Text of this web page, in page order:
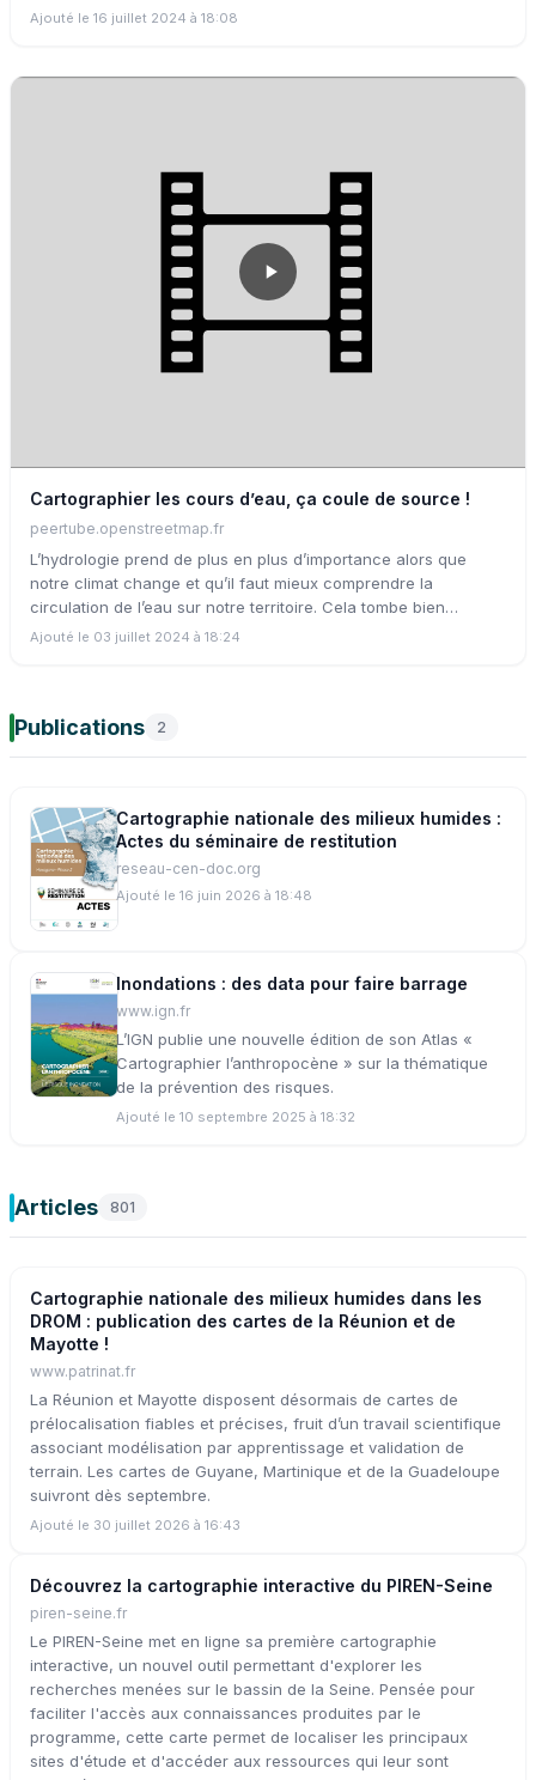
et favoriser l'infiltration et l'évaporation. L'évaluation de
appel à candidatures « Fabriques de la connaissance 2024 »,
méthodologie de micro-cartographie de l'eau. Cette initiative
utilise les outils OpenStreetMap pour soutenir les mesures
adaptées au changement climatique.
Ajouté le 16 juillet 2024 à 18:08
Cartographier les cours d’eau, ça coule de source !
peertube.openstreetmap.fr
L’hydrologie prend de plus en plus d’importance alors que
notre climat change et qu’il faut mieux comprendre la
circulation de l’eau sur notre territoire. Cela tombe bien
OpenStreetMap permet de consolider cette connaissance,
waterway=* !
Ajouté le 03 juillet 2024 à 18:24
Publications 2
Cartographie nationale des milieux humides :
Actes du séminaire de restitution
reseau-cen-doc.org
Ajouté le 16 juin 2026 à 18:48
Inondations : des data pour faire barrage
www.ign.fr
L’IGN publie une nouvelle édition de son Atlas «
Cartographier l’anthropocène » sur la thématique
de la prévention des risques.
Ajouté le 10 septembre 2025 à 18:32
Articles 801
Cartographie nationale des milieux humides dans les
DROM : publication des cartes de la Réunion et de
Mayotte !
www.patrinat.fr
La Réunion et Mayotte disposent désormais de cartes de
prélocalisation fiables et précises, fruit d’un travail scientifique
associant modélisation par apprentissage et validation de
terrain. Les cartes de Guyane, Martinique et de la Guadeloupe
suivront dès septembre.
Ajouté le 30 juillet 2026 à 16:43
Découvrez la cartographie interactive du PIREN-Seine
piren-seine.fr
Le PIREN-Seine met en ligne sa première cartographie
interactive, un nouvel outil permettant d'explorer les
recherches menées sur le bassin de la Seine. Pensée pour
faciliter l'accès aux connaissances produites par le
programme, cette carte permet de localiser les principaux
sites d'étude et d'accéder aux ressources qui leur sont